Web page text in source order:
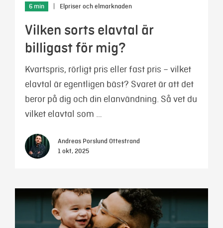
6 min Elpriser och elmarknaden
Vilken sorts elavtal är
billigast för mig?
Kvartspris, rörligt pris eller fast pris – vilket
elavtal är egentligen bäst? Svaret är att det
beror på dig och din elanvändning. Så vet du
vilket elavtal som …
Andreas Porslund Ottestrand
1 okt, 2025